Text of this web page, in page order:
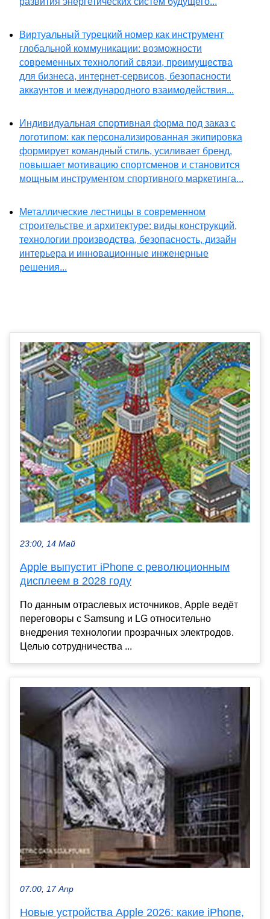
Виртуальный турецкий номер как инструмент
глобальной коммуникации: возможности
современных технологий связи, преимущества
для бизнеса, интернет-сервисов, безопасности
аккаунтов и международного взаимодействия...
Индивидуальная спортивная форма под заказ с
логотипом: как персонализированная экипировка
формирует командный стиль, усиливает бренд,
повышает мотивацию спортсменов и становится
мощным инструментом спортивного маркетинга...
Металлические лестницы в современном
строительстве и архитектуре: виды конструкций,
технологии производства, безопасность, дизайн
интерьера и инновационные инженерные
решения...
23:00, 14 Май
Apple выпустит iPhone с революционным
дисплеем в 2028 году
По данным отраслевых источников, Apple ведёт
переговоры с Samsung и LG относительно
внедрения технологии прозрачных электродов.
Целью сотрудничества ...
07:00, 17 Апр
Новые устройства Apple 2026: какие iPhone,